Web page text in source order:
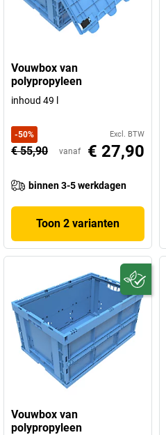
Vouwbox van
polypropyleen
inhoud 49 l
-50% Excl. BTW
€ 55,90 vanaf € 27,90
binnen 3-5 werkdagen
Toon 2 varianten
Vouwbox van
polypropyleen